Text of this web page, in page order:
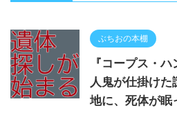
ぶちおの本棚
『コープス・
人鬼が仕掛け
地に、死体が眠